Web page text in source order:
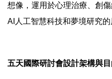
想像，運用於心理治療、創
AI人工智慧科技和夢境研究的
五天國際研討會設計架構與